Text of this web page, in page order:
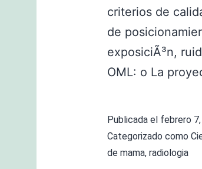
criterios de
de
exposiciÃ³n,
OML: o La
Publicada el febrero
Categorizado como
de mama, radiologia